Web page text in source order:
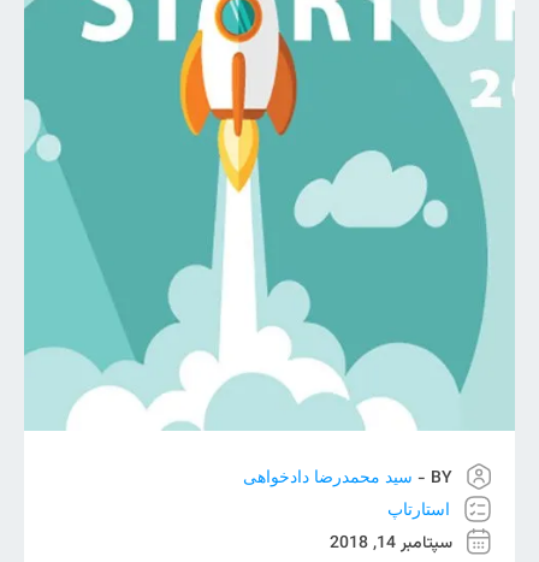
BY -
سید محمدرضا دادخواهی
استارتاپ
سپتامبر 14, 2018